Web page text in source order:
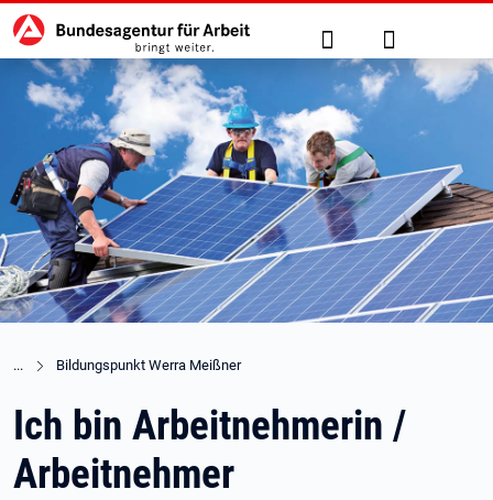
zu den Hauptinhalten springen
Hauptnavigation Suche Anmelden
Bildungspunkt Werra Meißner
Ich bin Arbeitnehmerin /
Arbeitnehmer